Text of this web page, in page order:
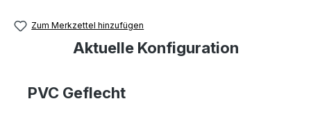
Zum Merkzettel hinzufügen
Aktuelle Konfiguration
PVC Geflecht